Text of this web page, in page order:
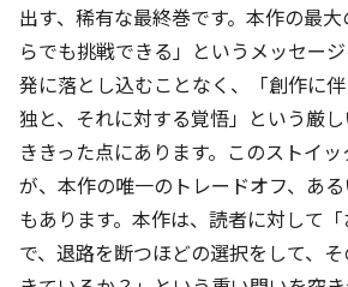
出す、稀有な最終巻です。本作の最
らでも挑戦できる」というメッセー
発に落とし込むことなく、「創作に
独と、それに対する覚悟」という厳
ききった点にあります。このストイ
が、本作の唯一のトレードオフ、あ
もあります。本作は、読者に対して
で、退路を断つほどの選択をして、